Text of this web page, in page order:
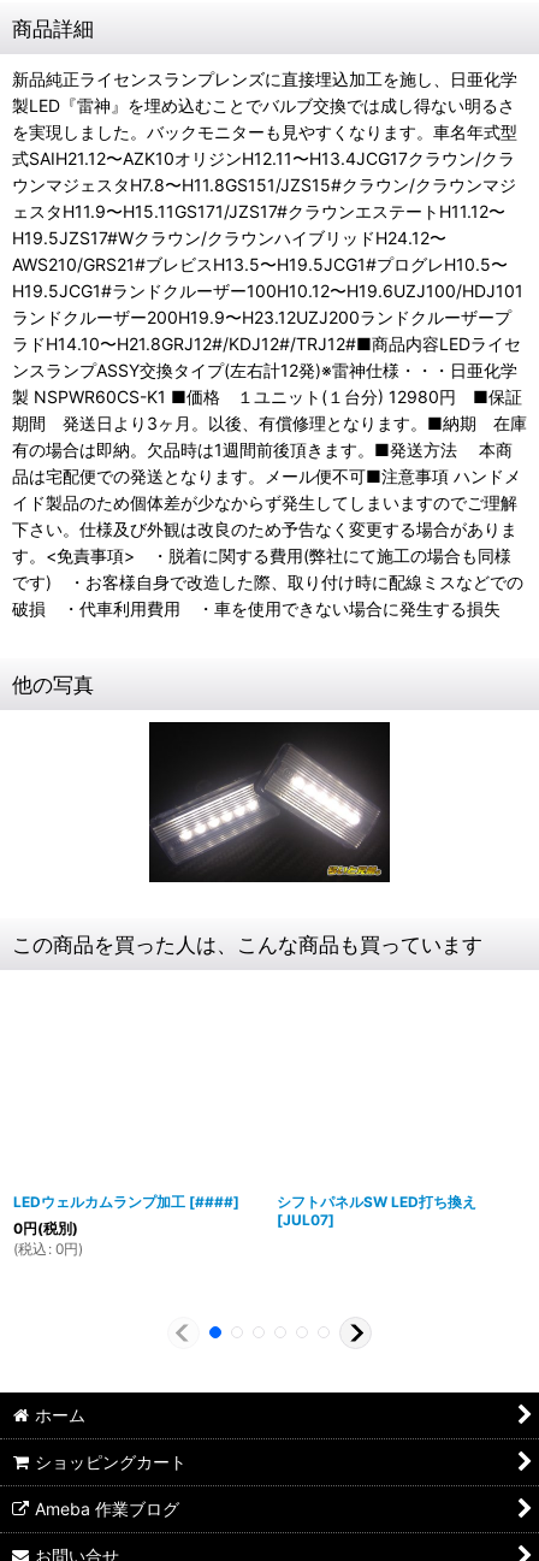
商品詳細
新品純正ライセンスランプレンズに直接埋込加工を施し、日亜化学
製LED『雷神』を埋め込むことでバルブ交換では成し得ない明るさ
を実現しました。バックモニターも見やすくなります。車名年式型
式SAIH21.12〜AZK10オリジンH12.11〜H13.4JCG17クラウン/クラ
ウンマジェスタH7.8〜H11.8GS151/JZS15#クラウン/クラウンマジ
ェスタH11.9〜H15.11GS171/JZS17#クラウンエステートH11.12〜
H19.5JZS17#Wクラウン/クラウンハイブリッドH24.12〜
AWS210/GRS21#ブレビスH13.5〜H19.5JCG1#プログレH10.5〜
H19.5JCG1#ランドクルーザー100H10.12〜H19.6UZJ100/HDJ101
ランドクルーザー200H19.9〜H23.12UZJ200ランドクルーザープ
ラドH14.10〜H21.8GRJ12#/KDJ12#/TRJ12#■商品内容LEDライセ
ンスランプASSY交換タイプ(左右計12発)※雷神仕様・・・日亜化学
製 NSPWR60CS-K1 ■価格 １ユニット(１台分) 12980円 ■保証
期間 発送日より3ヶ月。以後、有償修理となります。■納期 在庫
有の場合は即納。欠品時は1週間前後頂きます。■発送方法 本商
品は宅配便での発送となります。メール便不可■注意事項 ハンドメ
イド製品のため個体差が少なからず発生してしまいますのでご理解
下さい。仕様及び外観は改良のため予告なく変更する場合がありま
す。<免責事項> ・脱着に関する費用(弊社にて施工の場合も同様
です) ・お客様自身で改造した際、取り付け時に配線ミスなどでの
破損 ・代車利用費用 ・車を使用できない場合に発生する損失
他の写真
この商品を買った人は、こんな商品も買っています
LEDウェルカムランプ加工 [####]
0円(税別)
(税込 : 0円)
シフトパネルSW LED打ち換え
[JUL07]
ホーム
ショッピングカート
Ameba 作業ブログ
お問い合せ